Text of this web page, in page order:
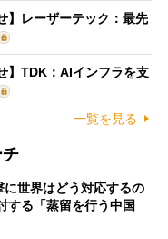
】レーザーテック：最先
】TDK：AIインフラを支
一覧を見る
世界はどう対応するの
る「蒸留を行う中国